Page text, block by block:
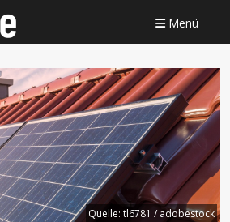
Menü
Quelle: tl6781 / adobestock